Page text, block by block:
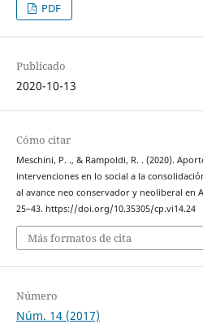
PDF
Publicado
2020-10-13
Cómo citar
Meschini, P. ., & Rampoldi, R. . (2020).
intervenciones en lo social a la
al avance neo conservador y neoliberal en
25–43. https://doi.org/10.35305/cp.vi14.24
Más formatos de cita
Número
Núm. 14 (2017)